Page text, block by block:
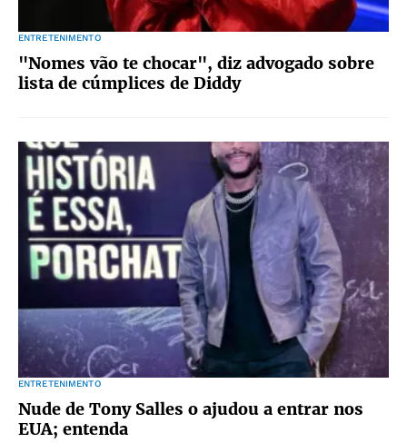
ENTRETENIMENTO
"Nomes vão te chocar", diz advogado sobre
lista de cúmplices de Diddy
ENTRETENIMENTO
Nude de Tony Salles o ajudou a entrar nos
EUA; entenda